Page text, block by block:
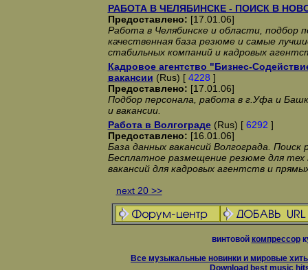
РАБОТА В ЧЕЛЯБИНСКЕ - ПОИСК В
Предоставлено: [17.01.06]
Работа в Челябинске и области, подбор
качественная база резюме и самые
стабильных компаний и кадровых
Кадровое агентство "Бизнес-
вакансии (Rus) [ 4228 ]
Предоставлено: [17.01.06]
Подбор персонала, работа в г.Уфа и
и вакансии.
Работа в Волгограде(Rus) [ 6292 ]
Предоставлено: [16.01.06]
База данных вакансий Волгограда.
Бесплатное размещение резюме для
вакансий для кадровых агентств и
next 20 >>
винтовой компрессор
Все музыкальные новинки и мировые
Download best music